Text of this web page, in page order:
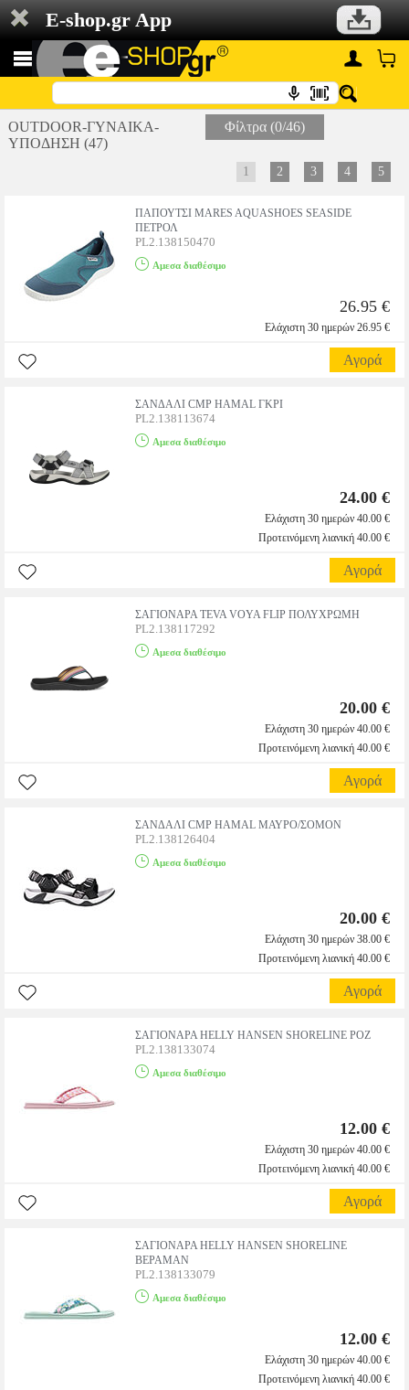
E-shop.gr App
OUTDOOR-ΓΥΝΑΙΚΑ-
ΥΠΟΔΗΣΗ (47)
Φίλτρα (0/46)
1 2 3 4 5
ΠΑΠΟΥΤΣΙ MARES AQUASHOES SEASIDE
ΠΕΤΡΟΛ
PL2.138150470
Αμεσα διαθέσιμο
26.95 €
Ελάχιστη 30 ημερών 26.95 €
Αγορά
ΣΑΝΔΑΛΙ CMP HAMAL ΓΚΡΙ
PL2.138113674
Αμεσα διαθέσιμο
24.00 €
Ελάχιστη 30 ημερών 40.00 €
Προτεινόμενη λιανική 40.00 €
Αγορά
ΣΑΓΙΟΝΑΡΑ TEVA VOYA FLIP ΠΟΛΥΧΡΩΜΗ
PL2.138117292
Αμεσα διαθέσιμο
20.00 €
Ελάχιστη 30 ημερών 40.00 €
Προτεινόμενη λιανική 40.00 €
Αγορά
ΣΑΝΔΑΛΙ CMP HAMAL ΜΑΥΡΟ/ΣΟΜΟΝ
PL2.138126404
Αμεσα διαθέσιμο
20.00 €
Ελάχιστη 30 ημερών 38.00 €
Προτεινόμενη λιανική 40.00 €
Αγορά
ΣΑΓΙΟΝΑΡΑ HELLY HANSEN SHORELINE ΡΟΖ
PL2.138133074
Αμεσα διαθέσιμο
12.00 €
Ελάχιστη 30 ημερών 40.00 €
Προτεινόμενη λιανική 40.00 €
Αγορά
ΣΑΓΙΟΝΑΡΑ HELLY HANSEN SHORELINE
ΒΕΡΑΜΑΝ
PL2.138133079
Αμεσα διαθέσιμο
12.00 €
Ελάχιστη 30 ημερών 40.00 €
Προτεινόμενη λιανική 40.00 €